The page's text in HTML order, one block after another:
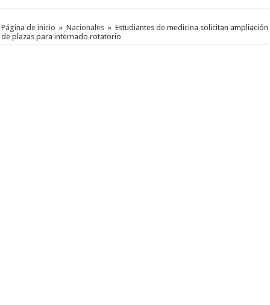
Página de inicio » Nacionales » Estudiantes de medicina solicitan ampliación
de plazas para internado rotatorio